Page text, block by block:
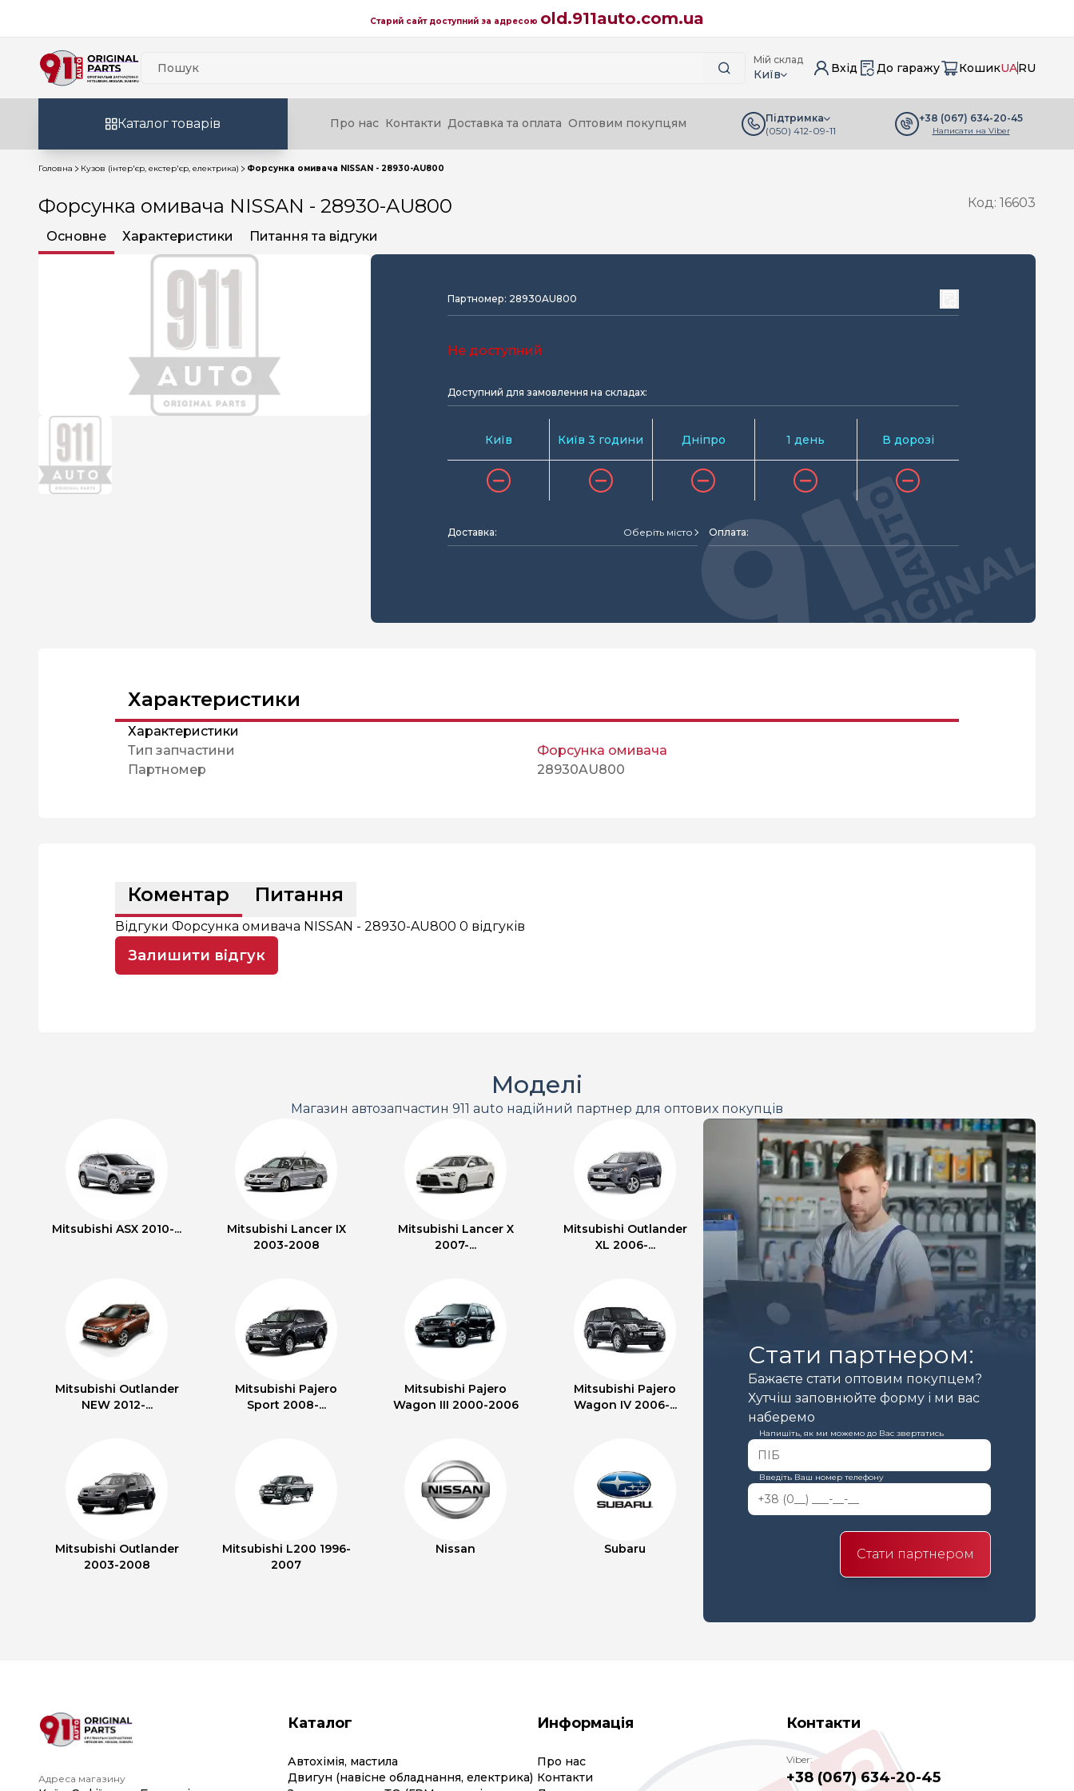
Старий сайт доступний за адресою old.911auto.com.ua
Мій склад
Київ Вхід До гаражу КошикUARU
Каталог товарів Про нас Контакти Доставка та оплата Оптовим покупцям
Підтримка
(050) 412-09-11
+38 (067) 634-20-45
Написати на Viber
Головна Кузов (інтер'єр, екстер'єр, електрика) Форсунка омивача NISSAN - 28930-AU800
Форсунка омивача NISSAN - 28930-AU800 Код: 16603
Основне Характеристики Питання та відгуки
Партномер: 28930AU800
Не доступний
Доступний для замовлення на складах:
Київ Київ 3 години Дніпро 1 день В дорозі
Доставка: Оберіть місто Оплата:
Характеристики
Характеристики
Тип запчастини
Форсунка омивача
Партномер
28930AU800
Коментар Питання
Відгуки Форсунка омивача NISSAN - 28930-AU800 0 відгуків
Залишити відгук
Моделі
Магазин автозапчастин 911 auto надійний партнер для оптових покупців
Mitsubishi ASX 2010-...
Mitsubishi Lancer IX
2003-2008
Mitsubishi Lancer X
2007-...
Mitsubishi Outlander
XL 2006-...
Mitsubishi Outlander
NEW 2012-...
Mitsubishi Pajero
Sport 2008-...
Mitsubishi Pajero
Wagon III 2000-2006
Mitsubishi Pajero
Wagon IV 2006-...
Mitsubishi Outlander
2003-2008
Mitsubishi L200 1996-
2007
Nissan Subaru
Стати партнером:
Бажаєте стати оптовим покупцем?
Хутчіш заповнюйте форму і ми вас
наберемо
Напишіть, як ми можемо до Вас звертатись
Введіть Ваш номер телефону
Стати партнером
Адреса магазину
Каталог
Автохімія, мастила
Двигун (навісне обладнання, електрика)
Информація
Про нас
Контакти
Контакти
Viber:
+38 (067) 634-20-45